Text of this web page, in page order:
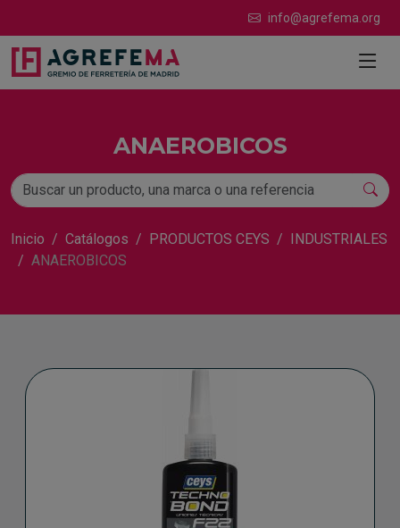
info@agrefema.org
ANAEROBICOS
Inicio Catálogos PRODUCTOS CEYS
INDUSTRIALES
ANAEROBICOS